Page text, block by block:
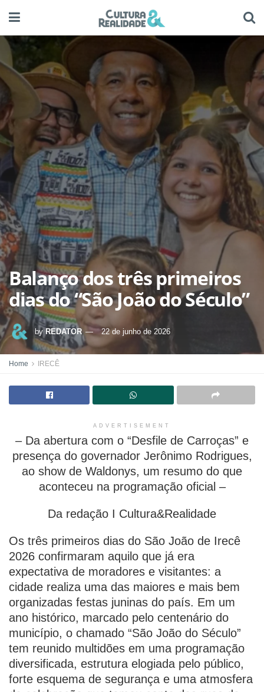
Balanço dos três primeiros
dias do “São João do Século”
by REDATOR 22 de junho de 2026
Home IRECÊ
ADVERTISEMENT
– Da abertura com o “Desfile de Carroças” e
presença do governador Jerônimo Rodrigues,
ao show de Waldonys, um resumo do que
aconteceu na programação oficial –
Da redação I Cultura&Realidade
Os três primeiros dias do São João de Irecê
2026 confirmaram aquilo que já era
expectativa de moradores e visitantes: a
cidade realiza uma das maiores e mais bem
organizadas festas juninas do país. Em um
ano histórico, marcado pelo centenário do
município, o chamado “São João do Século”
tem reunido multidões em uma programação
diversificada, estrutura elogiada pelo público,
forte esquema de segurança e uma atmosfera